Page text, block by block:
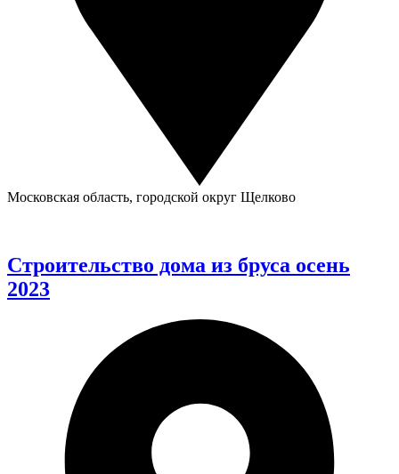
Московская область, городской округ Щелково
Строительство дома из бруса осень
2023